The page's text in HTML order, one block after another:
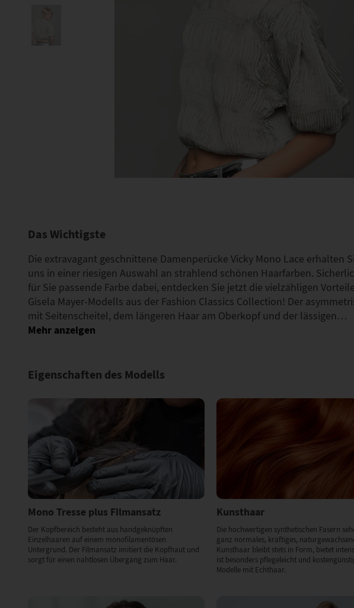
Das Wichtigste
Die extravagant geschnittene Damenperücke Vicky Mono Lace erhalten
uns in einer riesigen Auswahl an strahlend schönen Haarfarben.
für Sie passende Farbe dabei, entdecken Sie jetzt die vielzähligen
Gisela Mayer-Modells aus der Fashion Classics Collection! Der
mit Seitenscheitel, dem längeren Haar am Oberkopf und der lässigen…
Eigenschaften des Modells
Mono Tresse plus Filmansatz
Der Kopfbereich besteht aus handgeknüpften
Einzelhaaren auf einem monofilamentösen
Untergrund. Der Filmansatz imitiert die Kopfhaut und
sorgt für einen nahtlosen Übergang zum Haar.
Kunsthaar
Die hochwertigen synthetischen Fasern
ganz normales, kräftiges,
Kunsthaar bleibt stets in Form, bietet
ist besonders pflegeleicht und
Modelle mit Echthaar.